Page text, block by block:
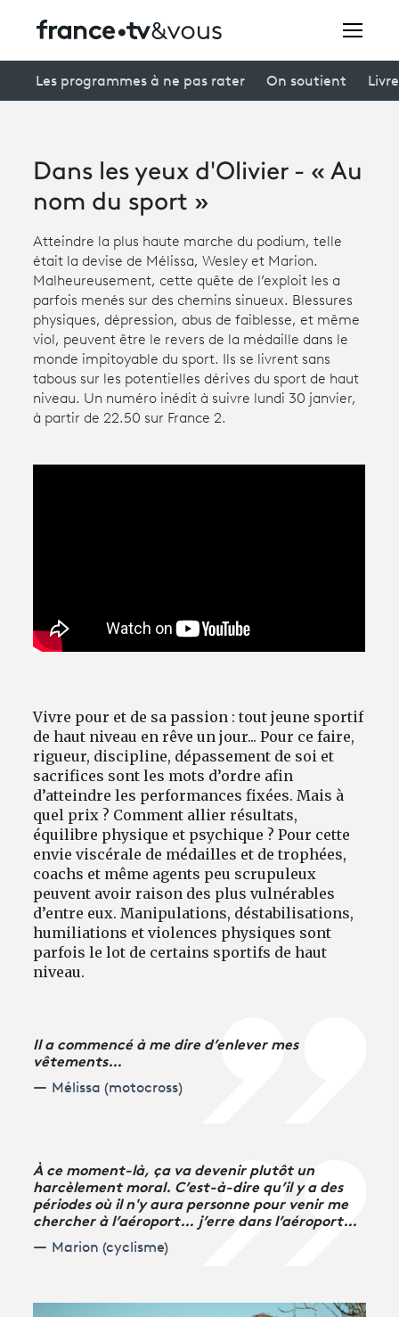
Creators
Participer et assister à une émission
À votre écoute
Productions et innovation
Programme tv
Les programmes à ne pas rater On soutient
Dans les yeux d'Olivier - « Au
nom du sport »
Atteindre la plus haute marche du podium, telle
était la devise de Mélissa, Wesley et Marion.
Malheureusement, cette quête de l’exploit les a
parfois menés sur des chemins sinueux. Blessures
physiques, dépression, abus de faiblesse, et même
viol, peuvent être le revers de la médaille dans le
monde impitoyable du sport. Ils se livrent sans
tabous sur les potentielles dérives du sport de haut
niveau. Un numéro inédit à suivre lundi 30 janvier,
à partir de 22.50 sur France 2.
Vivre pour et de sa passion : tout jeune sportif
de haut niveau en rêve un jour... Pour ce faire,
rigueur, discipline, dépassement de soi et
sacrifices sont les mots d’ordre afin
d’atteindre les performances fixées. Mais à
quel prix ? Comment allier résultats,
équilibre physique et psychique ? Pour cette
envie viscérale de médailles et de trophées,
coachs et même agents peu scrupuleux
peuvent avoir raison des plus vulnérables
d’entre eux. Manipulations, déstabilisations,
humiliations et violences physiques sont
parfois le lot de certains sportifs de haut
niveau.
Il a commencé à me dire d’enlever mes
vêtements…
Mélissa (motocross)
À ce moment-là, ça va devenir plutôt un
harcèlement moral. C’est-à-dire qu’il y a des
périodes où il n'y aura personne pour venir me
chercher à l’aéroport… j’erre dans l’aéroport…
Marion (cyclisme)